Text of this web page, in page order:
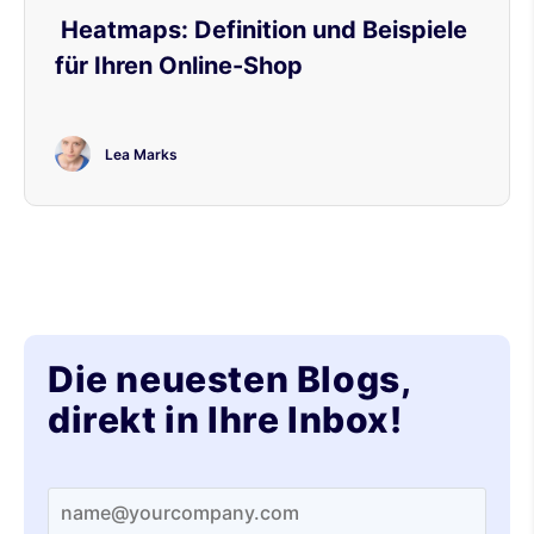
Heatmaps: Definition und Beispiele
für Ihren Online-Shop
Lea Marks
Die neuesten Blogs,
direkt in Ihre Inbox!